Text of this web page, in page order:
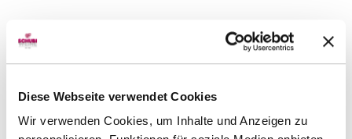
Diese Webseite verwendet Cookies
Wir verwenden Cookies, um Inhalte und Anzeigen zu
Die Liebe zum Wein pflegt die
Eigentümerfamilie auch für die Musik, denn der
Symphonieorchester.